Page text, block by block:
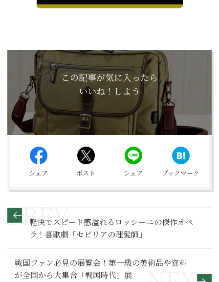
この記事が気に入ったら
いいね！しよう
シェア ポスト シェア ブックマーク
軽快でスピード感溢れるロッシーニの傑作オペ
ラ！喜歌劇「セビリアの理髪師」
戦国ファン必見の展覧会！第一級の美術品や資料
が全国から大集合「戦国時代」展